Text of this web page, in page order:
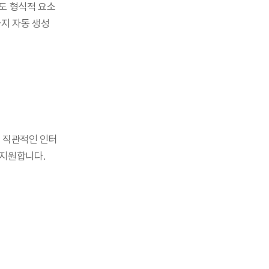
형식적 요소
자동 생성
관적인 인터
원합니다.